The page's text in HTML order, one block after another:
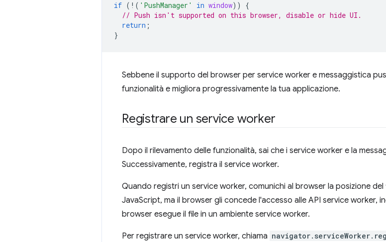
if ( ! ( 'PushManager' in window))
{
// Push isn't supported on this browser, disable or hide UI.
return ;
}
Sebbene il supporto del browser per service worker e messaggistica
funzionalità e migliora progressivamente la tua applicazione.
Registrare un service worker
Dopo il rilevamento delle funzionalità, sai che i service worker e la
Successivamente, registra il service worker.
Quando registri un service worker, comunichi al browser la posizione
JavaScript, ma il browser gli concede l'accesso alle API service worker,
browser esegue il file in un ambiente service worker.
Per registrare un service worker, chiama